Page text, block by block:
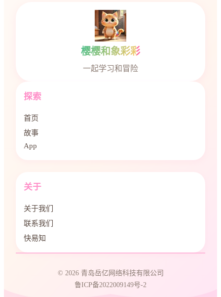
樱樱和象彩彩
一起学习和冒险
探索
首页
故事
App
关于
关于我们
联系我们
快易知
© 2026 青岛岳亿网络科技有限公司
鲁ICP备2022009149号-2